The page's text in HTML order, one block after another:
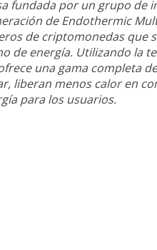
fundada por un grupo de
de Endothermic
de criptomonedas que
de energía. Utilizando la
una gama completa
liberan menos calor en
para los usuarios.